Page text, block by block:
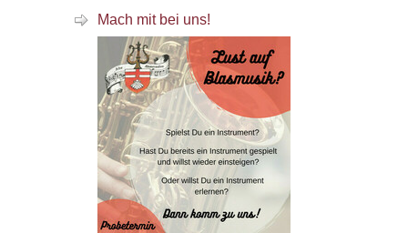
Mach mit bei uns!